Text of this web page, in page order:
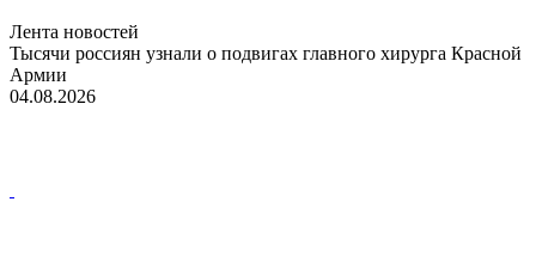
Лента новостей
Тысячи россиян узнали о подвигах главного хирурга Красной
Армии
04.08.2026